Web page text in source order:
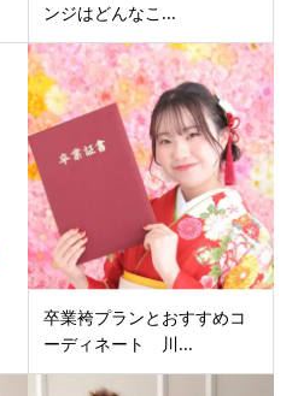
ンジはどんなこ...
卒業袴プランとおすすめコ
ーディネート 川...